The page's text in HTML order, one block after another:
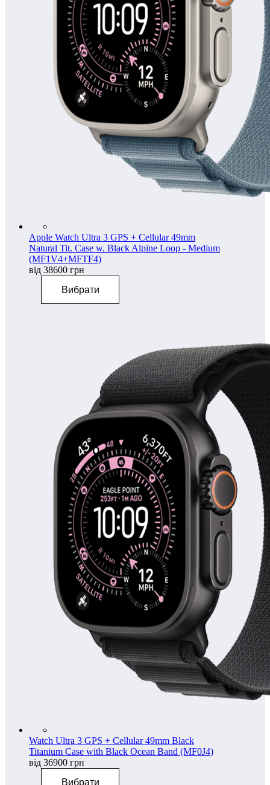
Apple Watch Ultra 3 GPS + Cellular 49mm
Natural Tit. Case w. Black Alpine Loop - Medium
(MF1V4+MFTF4)
від 38600 грн
Вибрати
Watch Ultra 3 GPS + Cellular 49mm Black
Titanium Case with Black Ocean Band (MF0J4)
від 36900 грн
Вибрати